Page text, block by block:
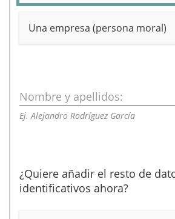
Una empresa (persona moral)
Nombre y apellidos:
Ej. Alejandro Rodríguez García
¿Quiere añadir el resto de
identificativos ahora?